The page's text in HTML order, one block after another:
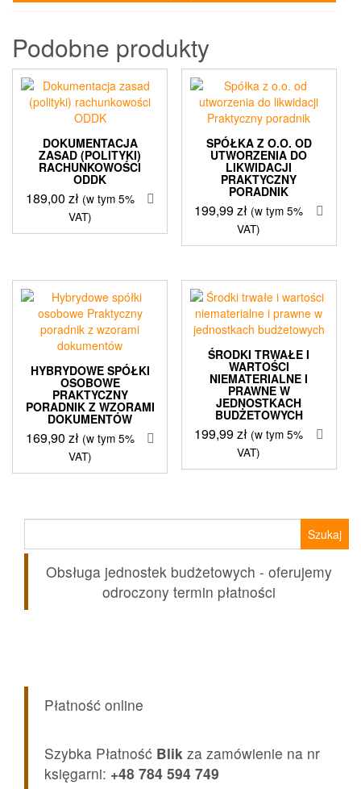
Podobne produkty
DOKUMENTACJA
ZASAD (POLITYKI)
RACHUNKOWOŚCI
ODDK
189,00 zł (w tym 5%
VAT)
SPÓŁKA Z O.O. OD
UTWORZENIA DO
LIKWIDACJI
PRAKTYCZNY
PORADNIK
199,99zł (w tym 5%
VAT)
HYBRYDOWE SPÓŁKI
OSOBOWE
PRAKTYCZNY
PORADNIK Z WZORAMI
DOKUMENTÓW
169,90 zł (w tym 5%
VAT)
ŚRODKI TRWAŁE I
WARTOŚCI
NIEMATERIALNE I
PRAWNE W
JEDNOSTKACH
BUDŻETOWYCH
199,99zł (w tym 5%
VAT)
Obsługa jednostek budżetowych - oferujemy
odroczony termin płatności
Płatność online
Szybka Płatność Blik za zamówienie na nr
księgarni: +48 784 594 749